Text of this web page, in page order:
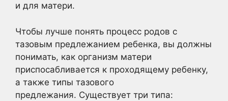
и для матери.
Чтобы лучше понять процесс родов с
тазовым предлежанием ребенка, вы должны
понимать, как организм матери
приспосабливается к проходящему ребенку,
а также типы тазового
предлежания. Существует три типа: